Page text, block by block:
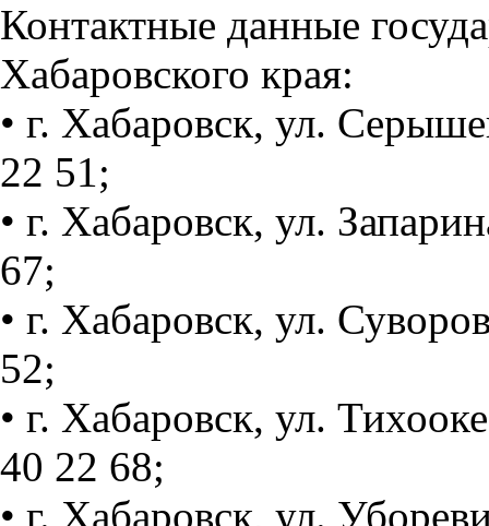
Контактные данные
Хабаровского края:
• г. Хабаровск, ул.
22 51;
• г. Хабаровск, ул.
67;
• г. Хабаровск, ул.
52;
• г. Хабаровск, ул.
40 22 68;
• г. Хабаровск, ул.